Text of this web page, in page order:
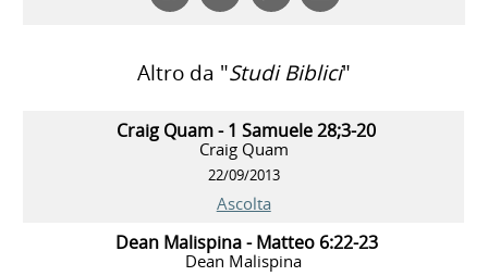
Altro da "Studi Biblici"
Craig Quam - 1 Samuele 28;3-20
Craig Quam
22/09/2013
Ascolta
Dean Malispina - Matteo 6:22-23
Dean Malispina